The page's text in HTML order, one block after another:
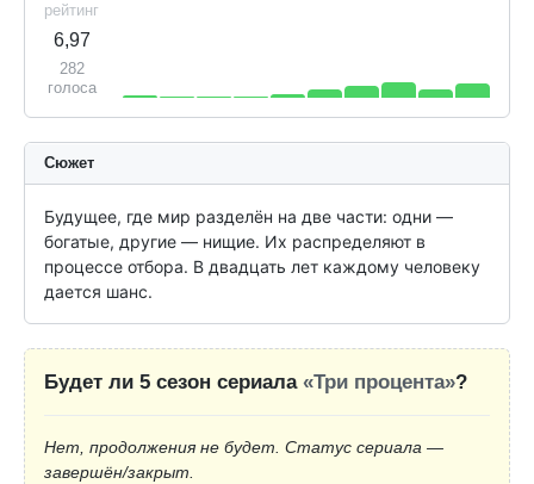
рейтинг
6,97
282
голоса
Сюжет
Будущее, где мир разделён на две части: одни —
богатые, другие — нищие. Их распределяют в
процессе отбора. В двадцать лет каждому человеку
дается шанс.
Будет ли 5 сезон сериала «Три процента»?
Нет, продолжения не будет. Статус сериала —
завершён/закрыт.